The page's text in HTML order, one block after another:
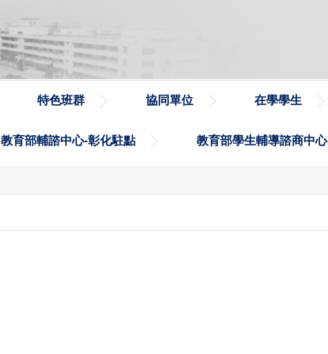
特色班群 協同單位 在學學生
教育部輔諮中心-彰化駐點 教育部學生輔導諮商中心